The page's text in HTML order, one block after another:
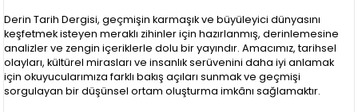
Derin Tarih Dergisi, geçmişin karmaşık ve büyüleyici dünyasını
keşfetmek isteyen meraklı zihinler için hazırlanmış, derinlemesine
analizler ve zengin içeriklerle dolu bir yayındır. Amacımız, tarihsel
olayları, kültürel mirasları ve insanlık serüvenini daha iyi anlamak
için okuyucularımıza farklı bakış açıları sunmak ve geçmişi
sorgulayan bir düşünsel ortam oluşturma imkânı sağlamaktır.